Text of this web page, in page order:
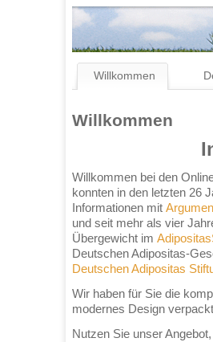
Willkommen
Willkommen
Willkommen bei den
konnten in den letzten 26
Informationen mit
und seit mehr als vier
Übergewicht im
Deutschen Adipositas-
Deutschen Adipositas
Wir haben für Sie die
modernes Design
Nutzen Sie unser